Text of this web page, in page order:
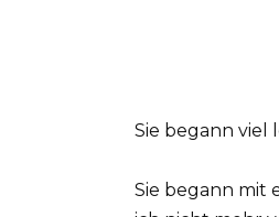
Sie begann viel
Sie begann mit